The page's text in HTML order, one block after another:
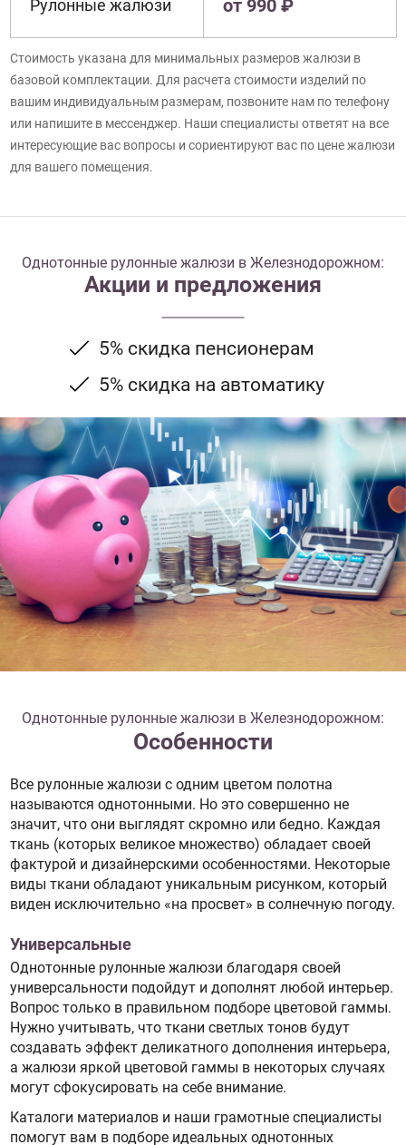
Рулонные жалюзи от 990 ₽
Стоимость указана для минимальных размеров жалюзи в
базовой комплектации. Для расчета стоимости изделий по
вашим индивидуальным размерам, позвоните нам по телефону
или напишите в мессенджер. Наши специалисты ответят на все
интересующие вас вопросы и сориентируют вас по цене жалюзи
для вашего помещения.
Однотонные рулонные жалюзи в Железнодорожном:
Акции и предложения
5% скидка пенсионерам
5% скидка на автоматику
Однотонные рулонные жалюзи в Железнодорожном:
Особенности
Все рулонные жалюзи с одним цветом полотна
называются однотонными. Но это совершенно не
значит, что они выглядят скромно или бедно. Каждая
ткань (которых великое множество) обладает своей
фактурой и дизайнерскими особенностями. Некоторые
виды ткани обладают уникальным рисунком, который
виден исключительно «на просвет» в солнечную погоду.
Универсальные
Однотонные рулонные жалюзи благодаря своей
универсальности подойдут и дополнят любой интерьер.
Вопрос только в правильном подборе цветовой гаммы.
Нужно учитывать, что ткани светлых тонов будут
создавать эффект деликатного дополнения интерьера,
а жалюзи яркой цветовой гаммы в некоторых случаях
могут сфокусировать на себе внимание.
Каталоги материалов и наши грамотные специалисты
помогут вам в подборе идеальных однотонных